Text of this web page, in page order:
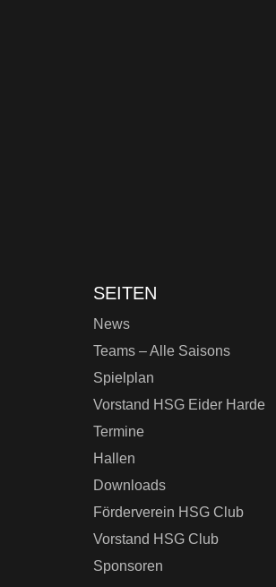
SEITEN
News
Teams – Alle Saisons
Spielplan
Vorstand HSG Eider Harde
Termine
Hallen
Downloads
Förderverein HSG Club
Vorstand HSG Club
Sponsoren